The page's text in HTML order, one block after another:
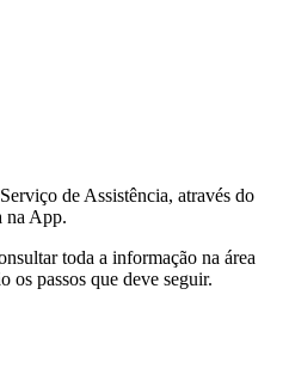
de Assistência, através do
na App.
toda a informação na área
os passos que deve seguir.